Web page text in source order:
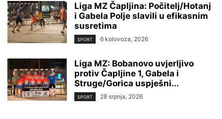
Liga MZ Čapljina: Počitelj/Hotanj
i Gabela Polje slavili u efikasnim
susretima
SPORT 6 kolovoza, 2026
Liga MZ: Bobanovo uvjerljivo
protiv Čapljine 1, Gabela i
Struge/Gorica uspješni...
SPORT 28 srpnja, 2026